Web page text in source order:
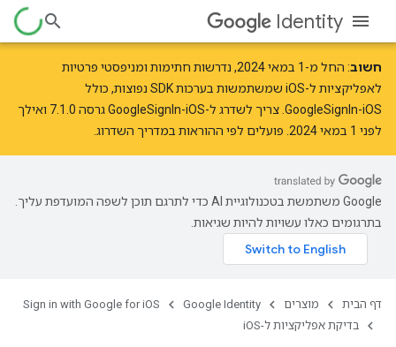
Identity
חשוב: החל מ- 1 במאי 2024 , נדרשות חתימות ומניפסטי פרטיות
לאפליקציות ל-iOS שמשתמשות בערכות SDK נפוצות, כולל
GoogleSignIn-iOS. צריך לשדרג ל-GoogleSignIn-iOS גרסה 7.1.0 ואילך
לפני 1 במאי 2024. פועלים לפי ההוראות ב
מדריך השדרוג
‫Google משתמשת בטכנולוגיית AI כדי לתרגם תוכן לשפה המועדפת עליך.
בתרגומים כאלו עשויות להיות שגיאות.
דף הבית מוצרים Google Identity
Sign in with Google for iOS
בדיקת אפליקציות ל-iOS